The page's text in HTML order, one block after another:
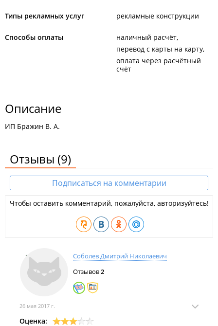
Типы рекламных услуг рекламные конструкции
Способы оплаты
наличный расчёт
перевод с карты на карту
оплата через расчётный
счёт
Описание
ИП Бражин В. А.
Отзывы (9)
Подписаться на комментарии
Чтобы оставить комментарий, пожалуйста, авторизуйтесь!
Соболев Дмитрий Николаевич
Отзывов2
26 мая 2017 г.
Оценка: